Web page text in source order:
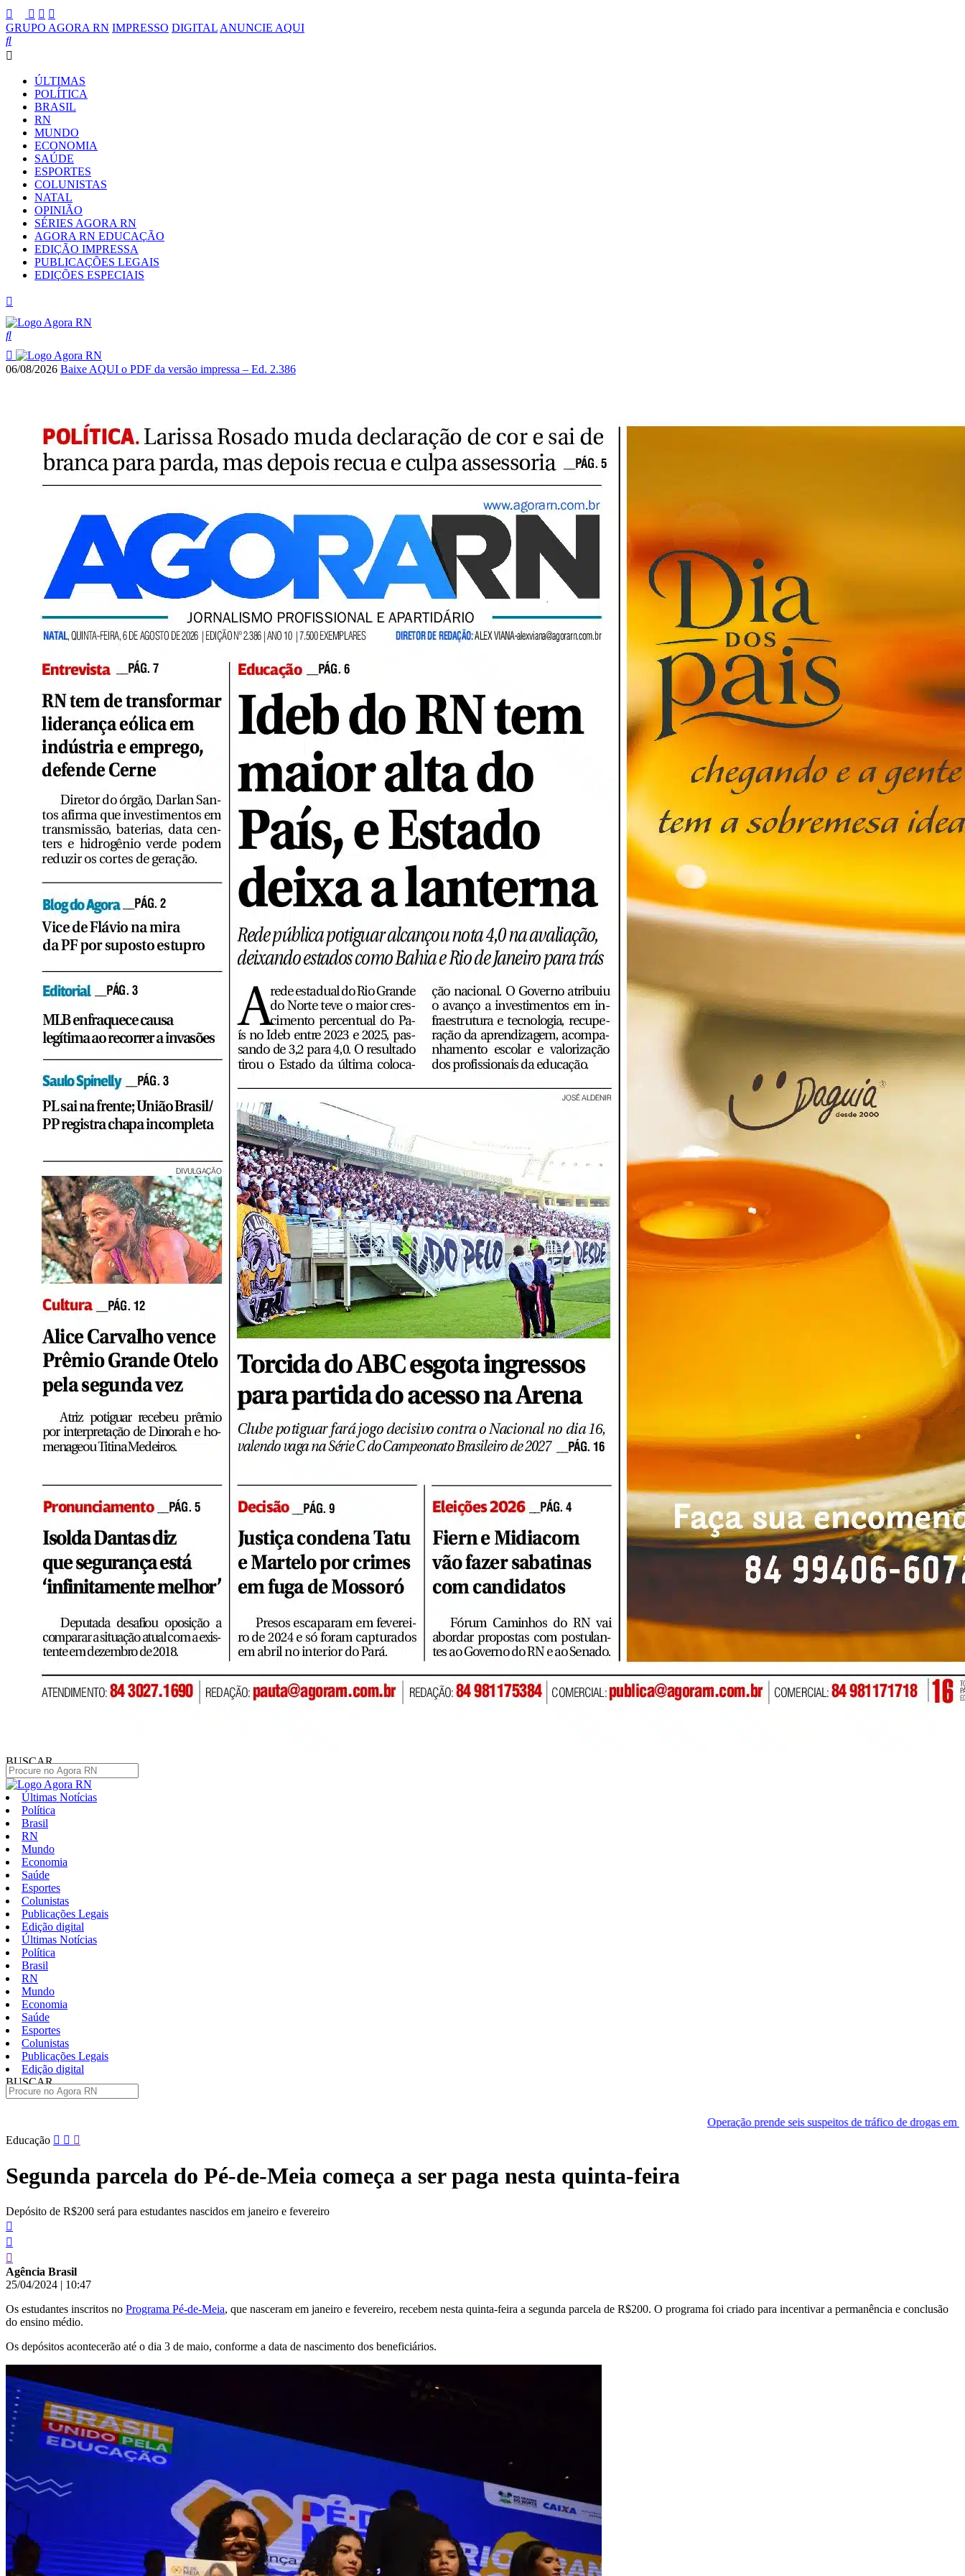
GRUPO AGORA RN IMPRESSO DIGITAL ANUNCIE AQUI
ÚLTIMAS
POLÍTICA
BRASIL
RN
MUNDO
ECONOMIA
SAÚDE
ESPORTES
COLUNISTAS
NATAL
OPINIÃO
SÉRIES AGORA RN
AGORA RN EDUCAÇÃO
EDIÇÃO IMPRESSA
PUBLICAÇÕES LEGAIS
EDIÇÕES ESPECIAIS
06/08/2026 Baixe AQUI o PDF da versão impressa – Ed. 2.386
BUSCAR
Últimas Notícias
Política
Brasil
RN
Mundo
Economia
Saúde
Esportes
Colunistas
Publicações Legais
Edição digital
Últimas Notícias
Política
Brasil
RN
Mundo
Economia
Saúde
Esportes
Colunistas
Publicações Legais
Edição digital
BUSCAR
Operação prende seis suspeitos de tráfico de drogas em Pipa e Praia do
Pular
conteúdo
Educação
Segunda parcela do Pé-de-Meia começa a ser paga nesta quinta-feira
Depósito de R$200 será para estudantes nascidos em janeiro e fevereiro
Agência Brasil
25/04/2024 | 10:47
Os estudantes inscritos no Programa Pé-de-Meia, que nasceram em janeiro e fevereiro, recebem nesta quinta-feira a segunda parcela de R$200. O programa foi criado para incentivar a permanência e conclusão
do ensino médio.
Os depósitos acontecerão até o dia 3 de maio, conforme a data de nascimento dos beneficiários.